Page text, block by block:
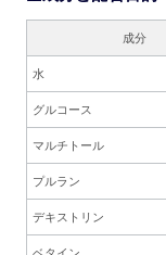
成分
水
グルコース
マルチトール
プルラン
デキストリン